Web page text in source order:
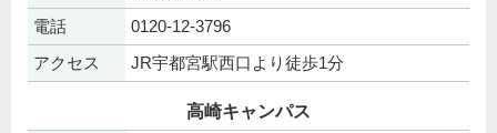
電話
0120-12-3796
アクセス
JR宇都宮駅西口より徒歩1分
高崎キャンパス